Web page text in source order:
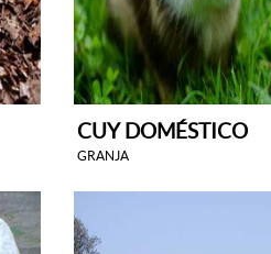
CUY DOMÉSTICO
GRANJA